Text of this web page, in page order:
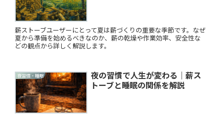
薪ストーブユーザーにとって夏は薪づくりの重要な季節です。なぜ
夏から準備を始めるべきなのか、薪の乾燥や作業効率、安全性な
どの観点から詳しく解説します。
夜習慣・睡眠
夜の習慣で人生が変わる｜薪ス
トーブと睡眠の関係を解説